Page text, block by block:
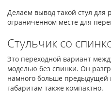
Делаем вывод такой стул для
ограниченном месте для
Стульчик со
Это переходной вариант
моделью без спинки. Он
намного больше предыдущей
габаритам также компактно.